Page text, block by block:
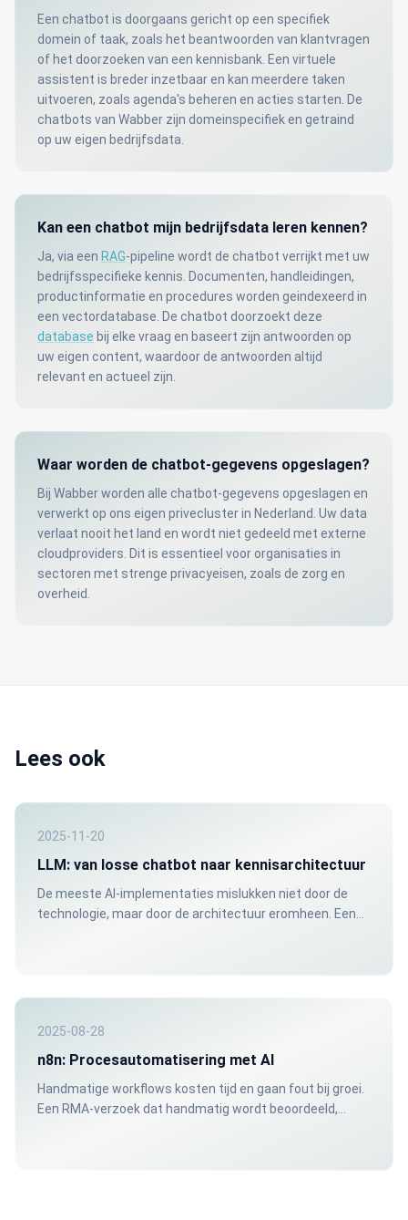
Een chatbot is doorgaans gericht op een specifiek
domein of taak, zoals het beantwoorden van klantvragen
of het doorzoeken van een kennisbank. Een virtuele
assistent is breder inzetbaar en kan meerdere taken
uitvoeren, zoals agenda's beheren en acties starten. De
chatbots van Wabber zijn domeinspecifiek en getraind
op uw eigen bedrijfsdata.
Kan een chatbot mijn bedrijfsdata leren kennen?
Ja, via een RAG-pipeline wordt de chatbot verrijkt met uw
bedrijfsspecifieke kennis. Documenten, handleidingen,
productinformatie en procedures worden geindexeerd in
een vectordatabase. De chatbot doorzoekt deze
database bij elke vraag en baseert zijn antwoorden op
uw eigen content, waardoor de antwoorden altijd
relevant en actueel zijn.
Waar worden de chatbot-gegevens opgeslagen?
Bij Wabber worden alle chatbot-gegevens opgeslagen en
verwerkt op ons eigen privecluster in Nederland. Uw data
verlaat nooit het land en wordt niet gedeeld met externe
cloudproviders. Dit is essentieel voor organisaties in
sectoren met strenge privacyeisen, zoals de zorg en
overheid.
Lees ook
2025-11-20
LLM: van losse chatbot naar kennisarchitectuur
De meeste AI-implementaties mislukken niet door de
technologie, maar door de architectuur eromheen. Een
2025-08-28
n8n: Procesautomatisering met AI
Handmatige workflows kosten tijd en gaan fout bij groei.
Een RMA-verzoek dat handmatig wordt beoordeeld,